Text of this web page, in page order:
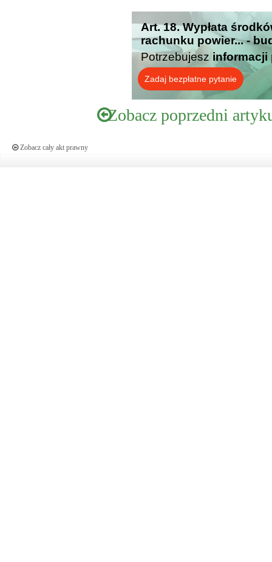
Art. 18. Wypłata
rachunku powier... -
Potrzebujesz informacji
Zadaj bezpłatne pytanie
Zobacz poprzedni
Zobacz cały akt prawny